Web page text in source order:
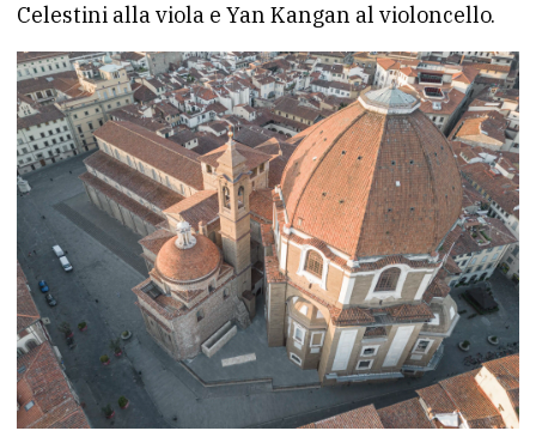
Celestini alla viola e Yan Kangan al violoncello.